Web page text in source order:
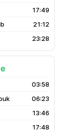
17:49
21:12
23:28
03:58
06:23
13:46
17:48